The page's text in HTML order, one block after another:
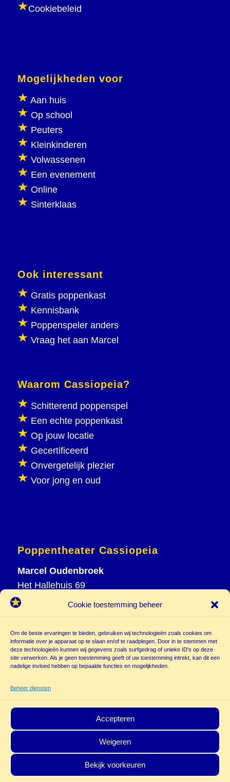
Cookie toestemming beheer
Om de beste ervaringen te bieden, gebruiken wij technologieën zoals cookies om
informatie over je apparaat op te slaan en/of te raadplegen. Door in te stemmen met
deze technologieën kunnen wij gegevens zoals surfgedrag of unieke ID's op deze
site verwerken. Als je geen toestemming geeft of uw toestemming intrekt, kan dit een
nadelige invloed hebben op bepaalde functies en mogelijkheden.
Beheer diensten
Accepteren
Weigeren
Bekijk voorkeuren
Cookiebeleid
Mogelijkheden voor
Aan huis
Op school
Peuters
Kleinkinderen
Volwassenen
Een evenement
Online
Sinterklaas
Ook interessant
Gratis poppenkast
Kennisbank
Poppenspeler anders
Vraag het aan Marcel
Waarom Cassiopeia?
Schitterend poppenspel
Een echte poppenkast
Op jouw locatie
Gecertificeerd
Onvergetelijk plezier
Voor jong en oud
Poppentheater Cassiopeia
Marcel Oudenbroek
Het Hallehuis 69
3823 VH Amersfoort
M 06 20 26 94 61
info@
poppentheatercassiopeia.nl
© Copyright - Poppentheater Cassiopeia | Deze site is beschermd door
reCAPTCHA and the GooglePrivacy PolicyenTerms of Servicezijn van